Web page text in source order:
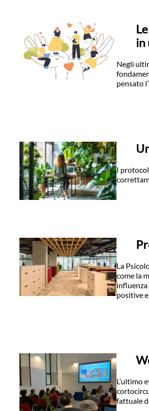
in
Negli
pensato
I
La
come la
positive
L’ultimo
fattuale